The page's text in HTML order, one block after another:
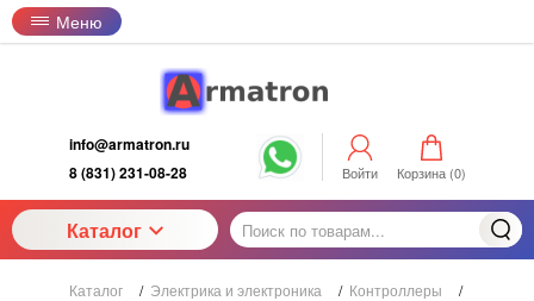
Меню
info@armatron.ru
8 (831) 231-08-28
Войти Корзина (0)
Каталог
Каталог / Электрика и электроника / Контроллеры /